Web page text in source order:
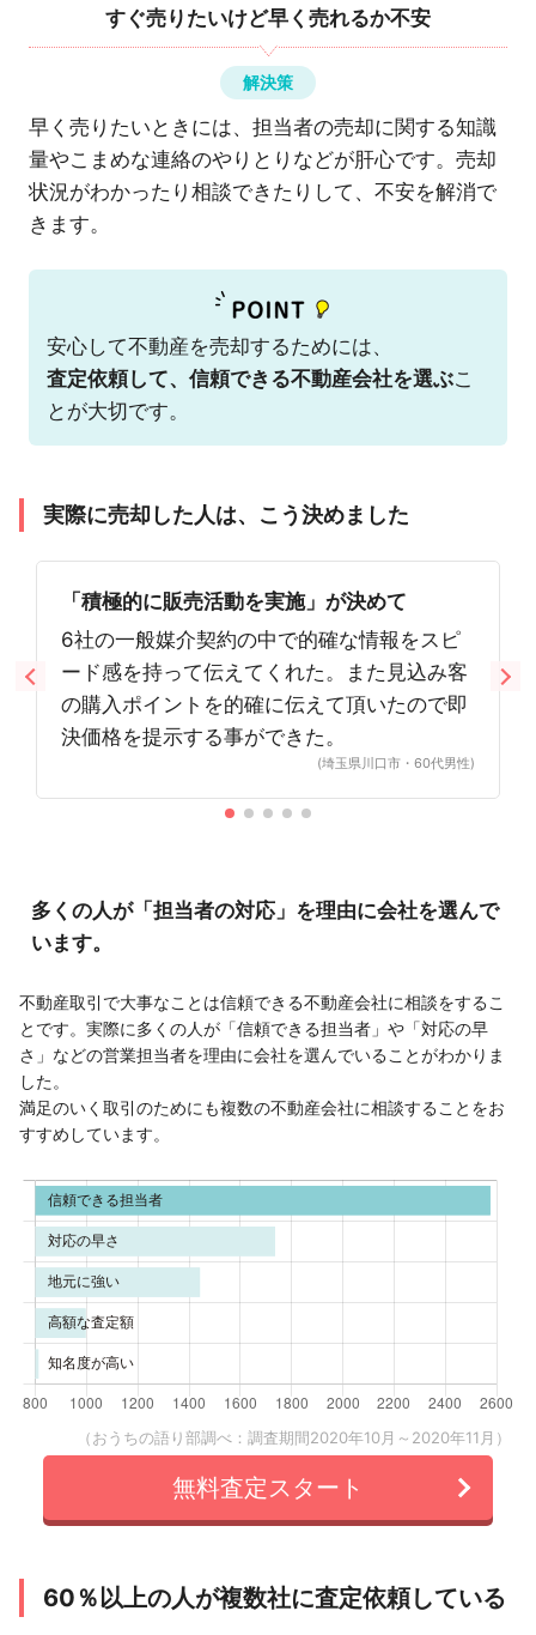
すぐ売りたいけど早く売れるか不安
解決策
早く売りたいときには、担当者の売却に関する知識
量やこまめな連絡のやりとりなどが肝心です。売却
状況がわかったり相談できたりして、不安を解消で
きます。
安心して不動産を売却するためには、
査定依頼して、信頼できる不動産会社を選ぶこ
とが大切です。
実際に売却した人は、こう決めました
「積極的に販売活動を実施」が決めて
6社の一般媒介契約の中で的確な情報をスピ
ード感を持って伝えてくれた。また見込み客
の購入ポイントを的確に伝えて頂いたので即
決価格を提示する事ができた。
(埼玉県川口市・60代男性)
多くの人が「担当者の対応」を理由に会社を選んで
います。
不動産取引で大事なことは信頼できる不動産会社に相談をするこ
とです。実際に多くの人が「信頼できる担当者」や「対応の早
さ」などの営業担当者を理由に会社を選んでいることがわかりま
した。
満足のいく取引のためにも複数の不動産会社に相談することをお
すすめしています。
（おうちの語り部調べ：調査期間2020年10月～2020年11月）
無料査定スタート
60％以上の人が複数社に査定依頼している